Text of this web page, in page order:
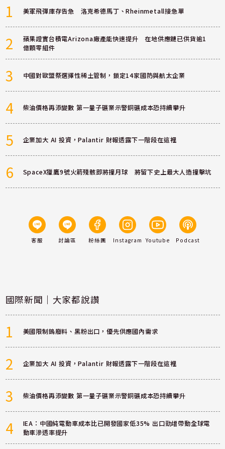
1 美軍飛彈庫存告急 洛克希德馬丁、Rheinmetall接急單
2
蘋果證實台積電Arizona廠產能快速提升 在地供應鏈已供貨逾1
億顆零組件
3 中國對歐盟祭選擇性稀土管制，鎖定14家國防與航太企業
4 柴油價格再添變數 第一量子礦業示警銅礦成本恐持續攀升
5 企業加大 AI 投資，Palantir 財報透露下一階段在這裡
6 SpaceX獵鷹9號火箭殘骸即將撞月球 將留下史上最大人造撞擊坑
客服 討論區 粉絲團 Instagram Youtube Podcast
國際新聞｜大家都說讚
1 美國限制鎢廢料、黑粉出口，優先供應國內需求
2 企業加大 AI 投資，Palantir 財報透露下一階段在這裡
3 柴油價格再添變數 第一量子礦業示警銅礦成本恐持續攀升
4
IEA：中國純電動車成本比已開發國家低35% 出口勁增帶動全球電
動車滲透率提升